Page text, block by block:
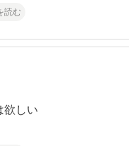
読む
欲しい